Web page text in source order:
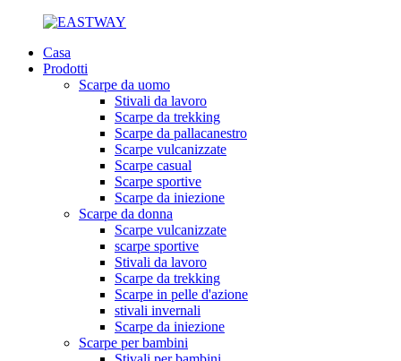
Casa
Prodotti
Scarpe da uomo
Stivali da lavoro
Scarpe da trekking
Scarpe da pallacanestro
Scarpe vulcanizzate
Scarpe casual
Scarpe sportive
Scarpe da iniezione
Scarpe da donna
Scarpe vulcanizzate
scarpe sportive
Stivali da lavoro
Scarpe da trekking
Scarpe in pelle d'azione
stivali invernali
Scarpe da iniezione
Scarpe per bambini